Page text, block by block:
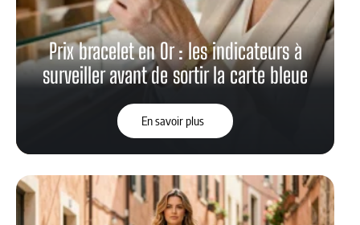
Prix bracelet en Or : les indicateurs à
surveiller avant de sortir la carte bleue
En savoir plus